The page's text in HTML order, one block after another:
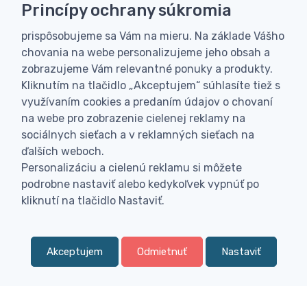
dobierku
Personalizácia
Vyrobíme Vám vlastný originálny darček
Skúsenosť
Široký sortiment, z ktorého Vám pomôžeme vybrať
0
Princípy ochrany súkromia
prispôsobujeme sa Vám na mieru. Na základe Vášho
chovania na webe personalizujeme jeho obsah a
zobrazujeme Vám relevantné ponuky a produkty.
Kliknutím na tlačidlo „Akceptujem“ súhlasíte tiež s
využívaním cookies a predaním údajov o chovaní
na webe pro zobrazenie cielenej reklamy na
sociálnych sieťach a v reklamných sieťach na
ďalších weboch.
Personalizáciu a cielenú reklamu si môžete
podrobne nastaviť alebo kedykoľvek vypnúť po
kliknutí na tlačidlo Nastaviť.
Akceptujem Odmietnuť Nastaviť